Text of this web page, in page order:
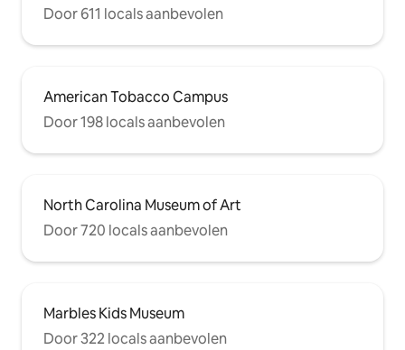
Door 611 locals aanbevolen
American Tobacco Campus
Door 198 locals aanbevolen
North Carolina Museum of Art
Door 720 locals aanbevolen
Marbles Kids Museum
Door 322 locals aanbevolen